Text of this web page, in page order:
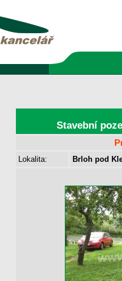
Stavební
Lokalita:
Brloh pod